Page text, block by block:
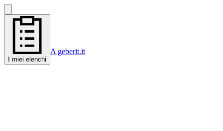
I miei elenchi
A geberit.it